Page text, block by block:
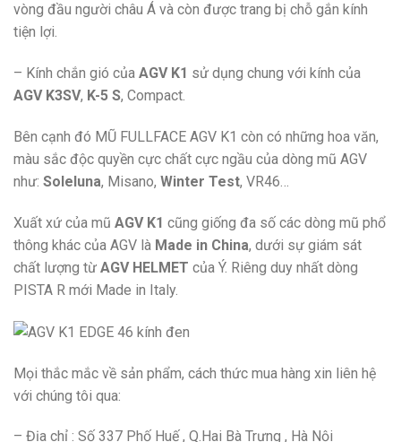
vòng đầu người châu Á và còn được trang bị chỗ gắn kính
tiện lợi.
– Kính chắn gió của AGV K1 sử dụng chung với kính của
AGV K3SV, K-5 S, Compact.
Bên cạnh đó MŨ FULLFACE AGV K1 còn có những hoa văn,
màu sắc độc quyền cực chất cực ngầu của dòng mũ AGV
như: Soleluna, Misano, Winter Test, VR46…
Xuất xứ của mũ AGV K1 cũng giống đa số các dòng mũ phổ
thông khác của AGV là Made in China, dưới sự giám sát
chất lượng từ AGV HELMET của Ý. Riêng duy nhất dòng
PISTA R mới Made in Italy.
Mọi thắc mắc về sản phẩm, cách thức mua hàng xin liên hệ
với chúng tôi qua:
– Địa chỉ : Số 337 Phố Huế , Q.Hai Bà Trưng , Hà Nội